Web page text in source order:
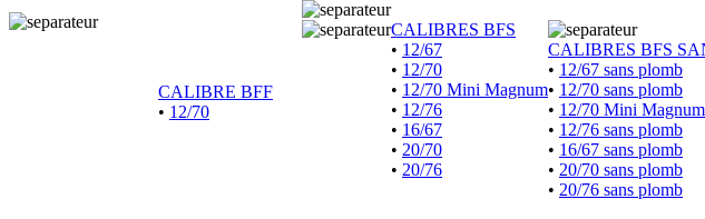
CALIBRE BFF
• 12/70
CALIBRES BFS
• 12/67
• 12/70
• 12/70 Mini Magnum
• 12/76
• 16/67
• 20/70
• 20/76
CALIBRES BFS
• 12/67 sans plomb
• 12/70 sans plomb
• 12/70 Mini
• 12/76 sans plomb
• 16/67 sans plomb
• 20/70 sans plomb
• 20/76 sans plomb